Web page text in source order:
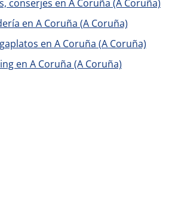
conserjes en A Coruña (A Coruña)
en A Coruña (A Coruña)
en A Coruña (A Coruña)
en A Coruña (A Coruña)